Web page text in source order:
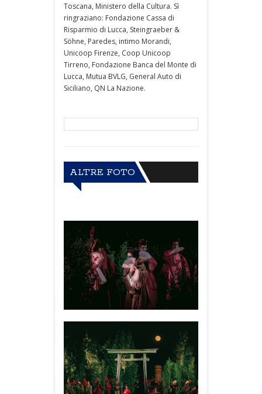
Toscana, Ministero della Cultura. Sì
ringraziano: Fondazione Cassa di
Risparmio di Lucca, Steingraeber &
Söhne, Paredes, intimo Morandi,
Unicoop Firenze, Coop Unicoop
Tirreno, Fondazione Banca del Monte di
Lucca, Mutua BVLG, General Auto di
Siciliano, QN La Nazione.
ALTRE FOTO